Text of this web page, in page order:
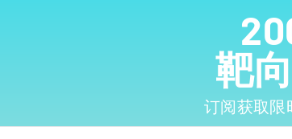
靶
订阅获取限